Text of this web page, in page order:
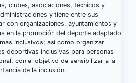
clubes, asociaciones, técnicos y
y tiene entre sus
con organizaciones, ayuntamientos y
en la promoción del deporte adaptado
inclusivos; así como organizar
deportivas inclusivas para personas
con el objetivo de sensibilizar a la
de la inclusión.